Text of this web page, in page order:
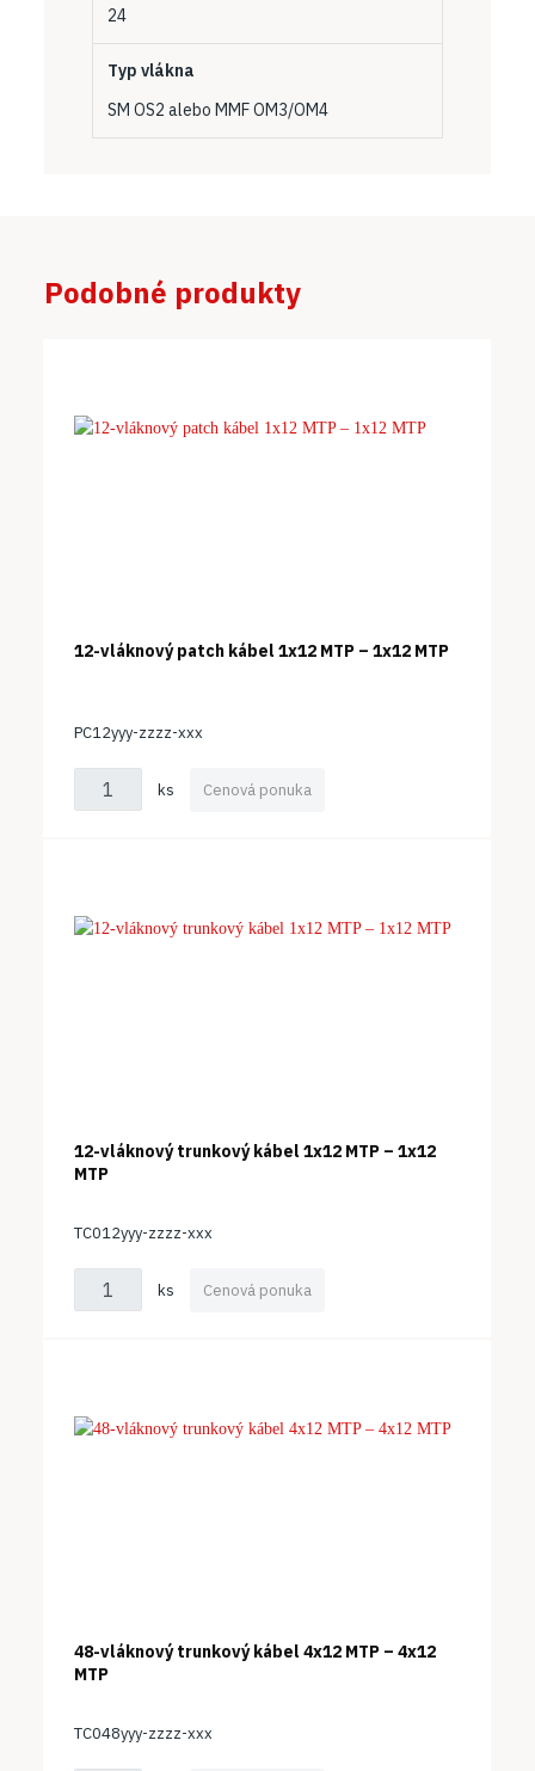
24
Typ vlákna
SM OS2 alebo MMF OM3/OM4
Podobné produkty
12-vláknový patch kábel 1x12 MTP – 1x12 MTP
PC12yyy-zzzz-xxx
ks Cenová ponuka
12-vláknový trunkový kábel 1x12 MTP – 1x12
MTP
TC012yyy-zzzz-xxx
ks Cenová ponuka
48-vláknový trunkový kábel 4x12 MTP – 4x12
MTP
TC048yyy-zzzz-xxx